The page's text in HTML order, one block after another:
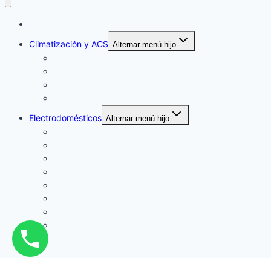
Climatización y ACS Alternar menú hijo
Electrodomésticos Alternar menú hijo
Solicita un Técnico
Blog